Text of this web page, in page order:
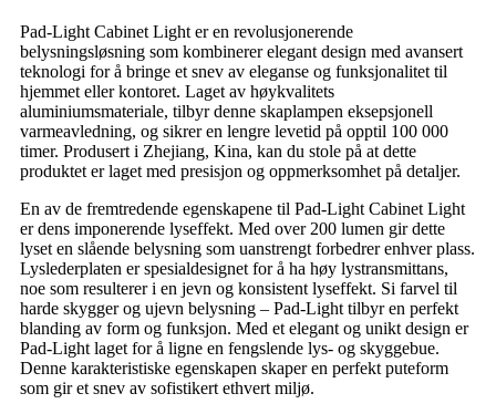
Pad-Light Cabinet Light er en revolusjonerende
belysningsløsning som kombinerer elegant design med avansert
teknologi for å bringe et snev av eleganse og funksjonalitet til
hjemmet eller kontoret. Laget av høykvalitets
aluminiumsmateriale, tilbyr denne skaplampen eksepsjonell
varmeavledning, og sikrer en lengre levetid på opptil 100 000
timer. Produsert i Zhejiang, Kina, kan du stole på at dette
produktet er laget med presisjon og oppmerksomhet på detaljer.
En av de fremtredende egenskapene til Pad-Light Cabinet Light
er dens imponerende lyseffekt. Med over 200 lumen gir dette
lyset en slående belysning som uanstrengt forbedrer enhver plass.
Lyslederplaten er spesialdesignet for å ha høy lystransmittans,
noe som resulterer i en jevn og konsistent lyseffekt. Si farvel til
harde skygger og ujevn belysning – Pad-Light tilbyr en perfekt
blanding av form og funksjon. Med et elegant og unikt design er
Pad-Light laget for å ligne en fengslende lys- og skyggebue.
Denne karakteristiske egenskapen skaper en perfekt puteform
som gir et snev av sofistikert ethvert miljø.